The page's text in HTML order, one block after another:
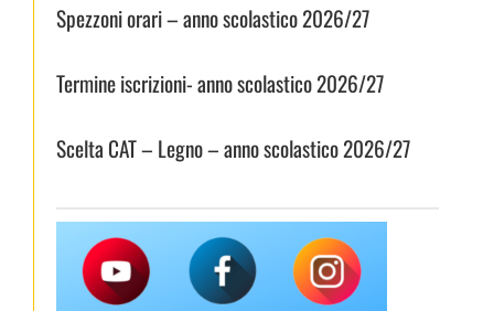
Spezzoni orari – anno scolastico 2026/27
Termine iscrizioni- anno scolastico 2026/27
Scelta CAT – Legno – anno scolastico 2026/27